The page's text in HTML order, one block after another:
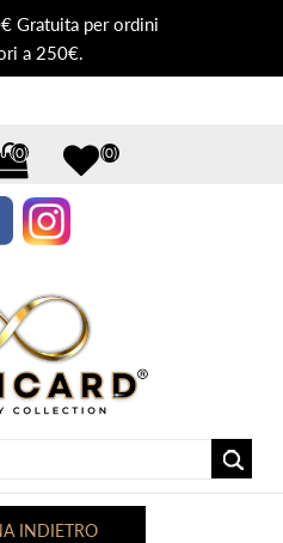
Gratuita per ordini
a 250€.
(0) (0)
INDIETRO